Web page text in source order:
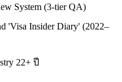
System (3-tier QA)
'Visa Insider Diary' (2022–
22+ ปี